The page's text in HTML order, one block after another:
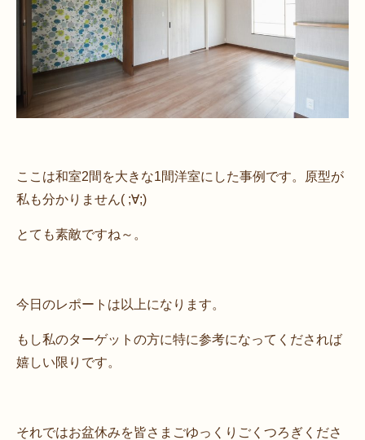
ここは和室2間を大きな1間洋室にした事例です。原型が
私も分かりません( ;∀;)
とても素敵ですね～。
今日のレポートは以上になります。
もし私のターゲットの方に特に参考になってくだされば
嬉しい限りです。
それではお盆休みを皆さまごゆっくりごくつろぎくださ